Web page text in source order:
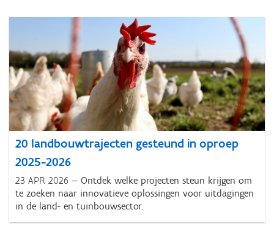
20 landbouwtrajecten gesteund in oproep
2025-2026
23 APR 2026
Ontdek welke projecten steun krijgen om
te zoeken naar innovatieve oplossingen voor uitdagingen
in de land- en tuinbouwsector.